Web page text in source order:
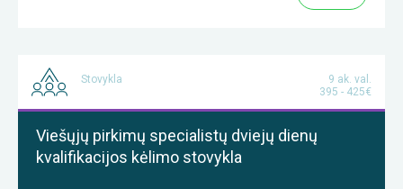
Stovykla
9 ak. val.
395 - 425€
Viešųjų pirkimų specialistų dviejų dienų
kvalifikacijos kėlimo stovykla